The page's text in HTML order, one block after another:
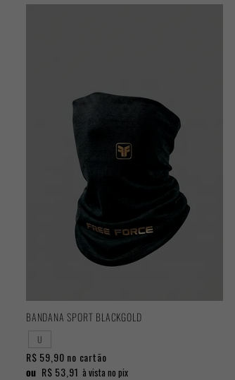
BANDANA SPORT BLACKGOLD
U
R$ 59,90 no cartão
ou R$ 53,91 à vista no pix